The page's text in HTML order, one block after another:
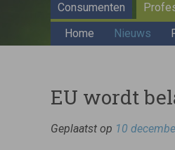
Consumenten
Home
Nieuws
EU wordt
Geplaatst op 10